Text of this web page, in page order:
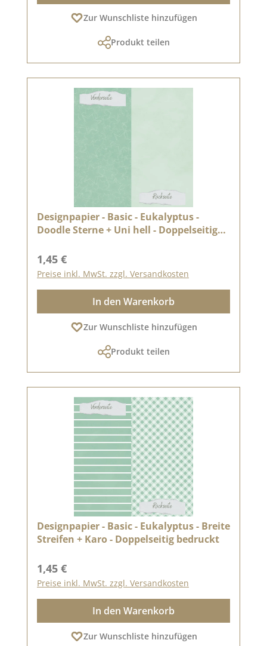
Zur Wunschliste hinzufügen
Produkt teilen
Designpapier - Basic - Eukalyptus -
Doodle Sterne + Uni hell - Doppelseitig
Regulärer Preis:
1,45 €
Preise inkl. MwSt. zzgl. Versandkosten
In den Warenkorb
Zur Wunschliste hinzufügen
Produkt teilen
Designpapier - Basic - Eukalyptus - Breite
Streifen + Karo - Doppelseitig bedruckt
Regulärer Preis:
1,45 €
Preise inkl. MwSt. zzgl. Versandkosten
In den Warenkorb
Zur Wunschliste hinzufügen